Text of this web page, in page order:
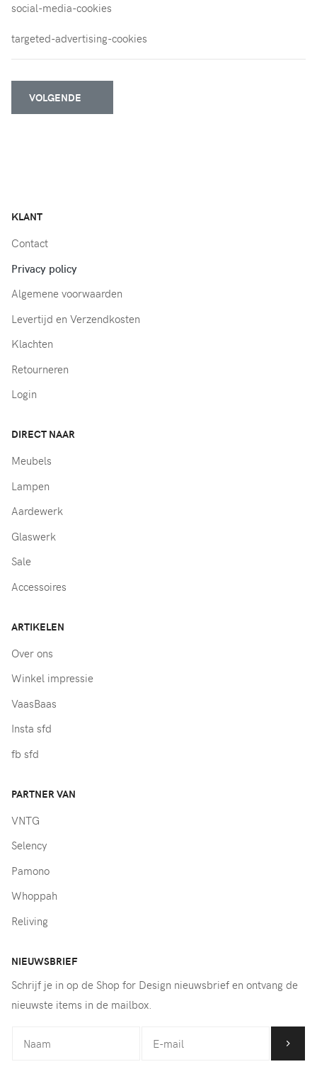
social-media-cookies
targeted-advertising-cookies
VOLGENDE ARTIKEL: PRIVACYBELEID
VOLGENDE
KLANT
Contact
Privacy policy
Algemene voorwaarden
Levertijd en Verzendkosten
Klachten
Retourneren
Login
DIRECT NAAR
Meubels
Lampen
Aardewerk
Glaswerk
Sale
Accessoires
ARTIKELEN
Over ons
Winkel impressie
VaasBaas
Insta sfd
fb sfd
PARTNER VAN
VNTG
Selency
Pamono
Whoppah
Reliving
NIEUWSBRIEF
Schrijf je in op de Shop for Design nieuwsbrief en ontvang de
nieuwste items in de mailbox.